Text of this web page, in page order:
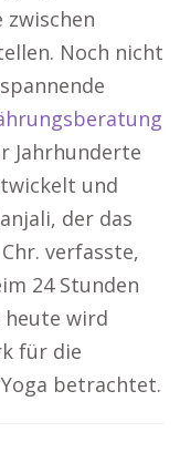
zwischen
Noch nicht
Jahrhunderte
und
der das
verfasste,
24 Stunden
heute wird
für die
betrachtet.